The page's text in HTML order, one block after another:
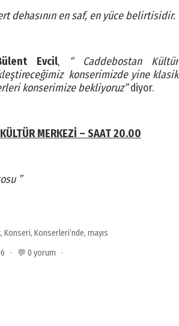
dehasının en saf, en yüce belirtisidir.
Evcil,
“ Caddebostan Kültür
konserimizde yine klasik
konserimize bekliyoruz”diyor.
MERKEZİ – SAAT 20.00
”
, Konseri, Konserleri’nde, mayıs
· 💬 0 yorum ·